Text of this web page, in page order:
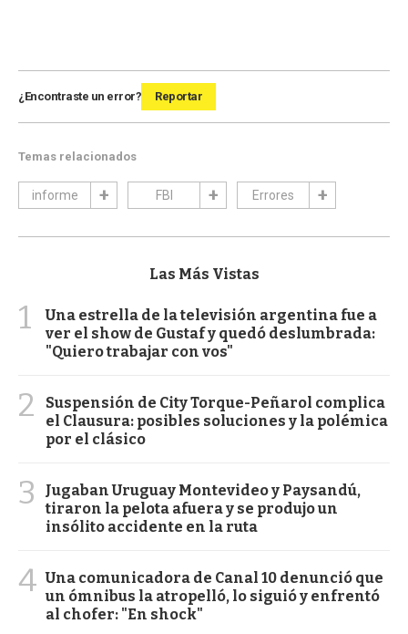
¿Encontraste un error? Reportar
Temas relacionados
informe FBI Errores
Las Más Vistas
1
Una estrella de la televisión argentina fue a
ver el show de Gustaf y quedó deslumbrada:
"Quiero trabajar con vos"
2
Suspensión de City Torque-Peñarol complica
el Clausura: posibles soluciones y la polémica
por el clásico
3
Jugaban Uruguay Montevideo y Paysandú,
tiraron la pelota afuera y se produjo un
insólito accidente en la ruta
4 Una comunicadora de Canal 10 denunció que
un ómnibus la atropelló, lo siguió y enfrentó
al chofer: "En shock"